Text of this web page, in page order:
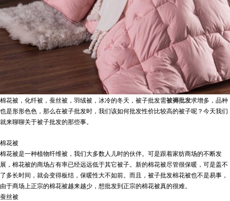
棉花被，化纤被，蚕丝被，羽绒被，冰冷的冬天，被子批发需被褥批发求增多，品种
也是形形色色，那么在被子批发时，我们该如何批发性价比较高的被子呢？今天我们
就来聊聊关于被子批发的那些事。
棉花被
棉花被是一种植物纤维被，我们大多数人儿时的伙伴。可是跟着家纺商场的不断发
展，棉花被的商场占有率已经远远低于其它被子。新的棉花被尽管很保暖，可是盖不
了多长时间，就会变得板结，保暖性大不如前。而且，被子批发棉花被也不是易事，
由于商场上正宗的棉花被越来越少，想批发到正宗的棉花被真的很难。
蚕丝被